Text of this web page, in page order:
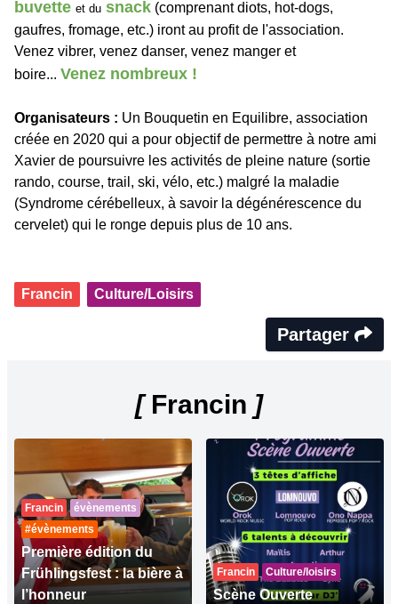
buvette et du snack (comprenant diots, hot-dogs,
gaufres, fromage, etc.) iront au profit de l'association.
Venez vibrer, venez danser, venez manger et
boire... Venez nombreux !
Organisateurs : Un Bouquetin en Equilibre, association
créée en 2020 qui a pour objectif de permettre à notre ami
Xavier de poursuivre les activités de pleine nature (sortie
rando, course, trail, ski, vélo, etc.) malgré la maladie
(Syndrome cérébelleux, à savoir la dégénérescence du
cervelet) qui le ronge depuis plus de 10 ans.
Francin Culture/Loisirs
Partager
[Francin ]
Francin
évènements
#évènements
Première édition du
Frühlingsfest : la bière à
l’honneur
Francin Culture/loisirs
Scène Ouverte